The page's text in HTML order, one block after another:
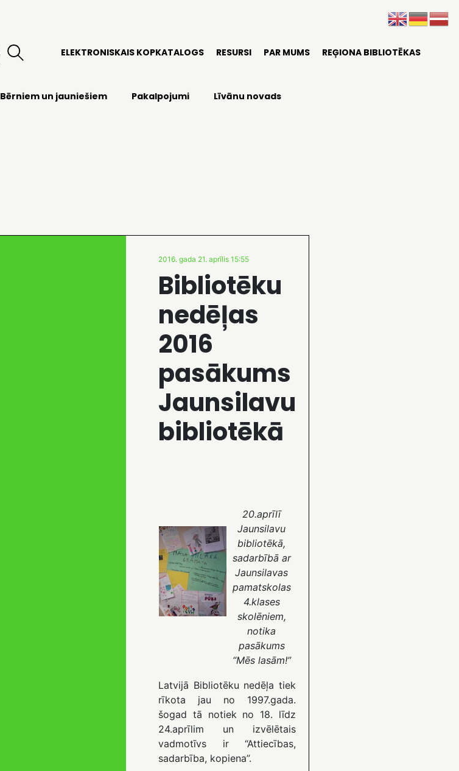
ELEKTRONISKAIS KOPKATALOGS RESURSI PAR MUMS REĢIONA BIBLIOTĒKAS
Bērniem un jauniešiem Pakalpojumi Līvānu novads
2016. gada 21. aprīlis 15:55
Bibliotēku
nedēļas
2016
pasākums
Jaunsilavu
bibliotēkā
20.aprīlī
Jaunsilavu
bibliotēkā,
sadarbībā ar
Jaunsilavas
pamatskolas
4.klases
skolēniem,
notika
pasākums
“Mēs lasām!”
Latvijā Bibliotēku nedēļa tiek
rīkota jau no 1997.gada.
šogad tā notiek no 18. līdz
24.aprīlim un izvēlētais
vadmotīvs ir “Attiecības,
sadarbība, kopiena”.